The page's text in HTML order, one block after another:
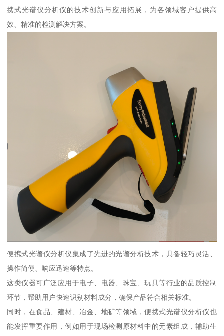
携式光谱仪分析仪的技术创新与应用拓展，为各领域客户提供高
效、精准的检测解决方案。
便携式光谱仪分析仪集成了先进的光谱分析技术，具备轻巧灵活、
操作简便、响应迅速等特点。
这类仪器可广泛应用于电子、电器、珠宝、玩具等行业的品质控制
环节，帮助用户快速识别材料成分，确保产品符合相关标准。
同时，在食品、建材、冶金、地矿等领域，便携式光谱仪分析仪也
能发挥重要作用，例如用于现场检测原材料中的元素组成，辅助生